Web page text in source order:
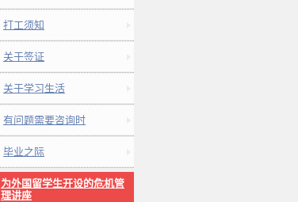
打工须知
关于签证
关于学习生活
有问题需要咨询时
毕业之际
为外国留学生开设的危机管
理讲座